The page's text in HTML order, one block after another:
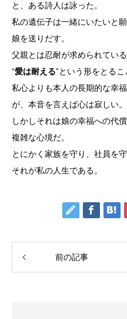
と、ある詩人は詠った。
私の遺伝子は一緒にいたいと
娘を送りだす。
父親とは忍耐が求められている
“愛は耐える”という形をとるこ
私心よりも本人の長期的な幸
が、本音を言えば心は寂しい。
しかしそれは娘の幸福への代
複雑な心境だ。
とにかく家族を守り、社員を
それが私の人生である。
前の記事